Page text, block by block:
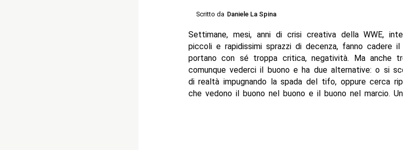
Scritto da Daniele La Spina
Settimane, mesi, anni di crisi creativa della WWE,
piccoli e rapidissimi sprazzi di decenza, fanno cadere
portano con sé troppa critica, negatività. Ma anche
comunque vederci il buono e ha due alternative: o si
di realtà impugnando la spada del tifo, oppure cerca
che vedono il buono nel buono e il buono nel marcio.